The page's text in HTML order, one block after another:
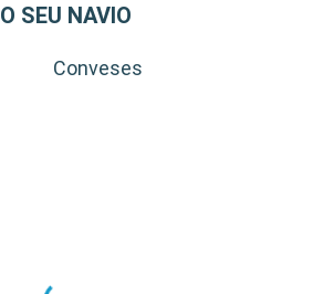
O SEU NAVIO
Conveses